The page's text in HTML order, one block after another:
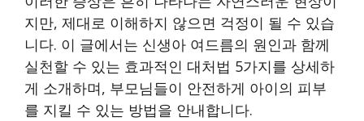
지만, 제대로 이해하지 않으면 걱정이 될 수 있습
니다. 이 글에서는 신생아 여드름의 원인과 함께
실천할 수 있는 효과적인 대처법 5가지를 상세하
게 소개하며, 부모님들이 안전하게 아이의 피부
를 지킬 수 있는 방법을 안내합니다.